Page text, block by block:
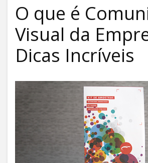
O que é
Visual da
Dicas Incríveis